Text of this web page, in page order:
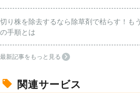
切り株を除去するなら除草剤で枯らす！も
の手順とは
最新記事をもっと見る
関連サービス